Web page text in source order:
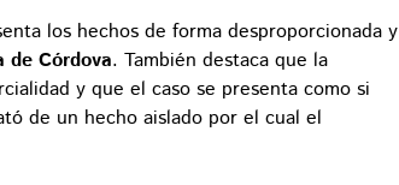
los hechos de forma desproporcionada y
de Córdova. También destaca que la
y que el caso se presenta como si
de un hecho aislado por el cual el